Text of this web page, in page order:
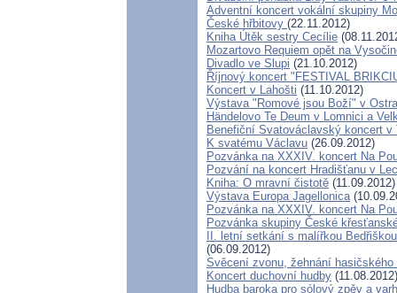
Adventní koncert vokální skupiny
České hřbitovy (22.11.2012)
Kniha Útěk sestry Cecílie
Mozartovo Requiem opět na
Divadlo ve Slupi (21.10.2012)
Říjnový koncert "FESTIVAL
Koncert v Lahošti (11.10.2012)
Výstava "Romové jsou Boží" v
Händelovo Te Deum v Lomnici a
Benefiční Svatováclavský koncert
K svatému Václavu (26.09.2012)
Pozvánka na XXXIV. koncert Na
Pozvání na koncert Hradišťanu v
Kniha: O mravní čistotě (11.09.2012)
Výstava Europa Jagellonica
Pozvánka na XXXIV. koncert Na
Pozvánka skupiny České
II. letní setkání s malířkou
(06.09.2012)
Svěcení zvonu, žehnání
Koncert duchovní hudby (11.08.2012)
Hudba baroka pro sólový zpěv a